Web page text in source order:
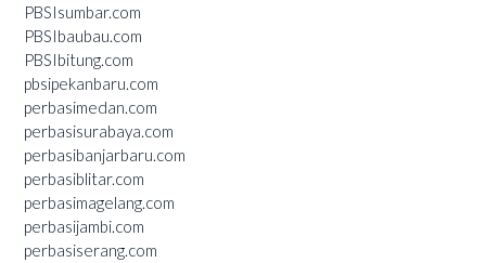
PBSIsumbar.com
PBSIbaubau.com
PBSIbitung.com
pbsipekanbaru.com
perbasimedan.com
perbasisurabaya.com
perbasibanjarbaru.com
perbasiblitar.com
perbasimagelang.com
perbasijambi.com
perbasiserang.com